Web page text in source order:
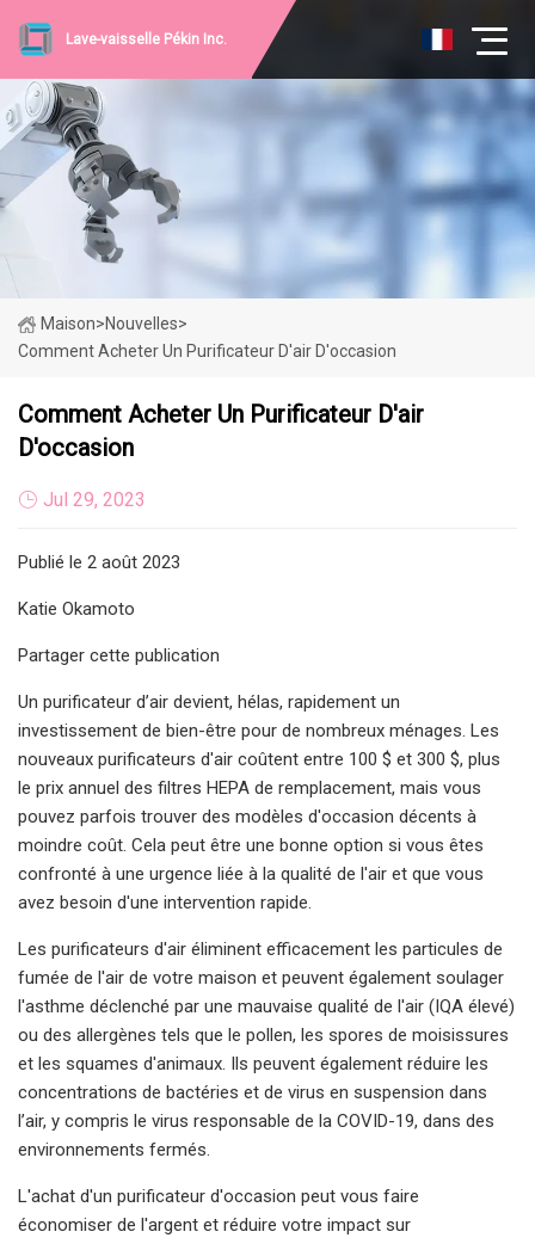
Lave-vaisselle Pékin Inc.
Maison>Nouvelles>
Comment Acheter Un Purificateur D'air D'occasion
Comment Acheter Un Purificateur D'air
D'occasion
Jul 29, 2023
Publié le 2 août 2023
Katie Okamoto
Partager cette publication
Un purificateur d’air devient, hélas, rapidement un
investissement de bien-être pour de nombreux ménages. Les
nouveaux purificateurs d'air coûtent entre 100 $ et 300 $, plus
le prix annuel des filtres HEPA de remplacement, mais vous
pouvez parfois trouver des modèles d'occasion décents à
moindre coût. Cela peut être une bonne option si vous êtes
confronté à une urgence liée à la qualité de l'air et que vous
avez besoin d'une intervention rapide.
Les purificateurs d'air éliminent efficacement les particules de
fumée de l'air de votre maison et peuvent également soulager
l'asthme déclenché par une mauvaise qualité de l'air (IQA élevé)
ou des allergènes tels que le pollen, les spores de moisissures
et les squames d'animaux. Ils peuvent également réduire les
concentrations de bactéries et de virus en suspension dans
l’air, y compris le virus responsable de la COVID-19, dans des
environnements fermés.
L'achat d'un purificateur d'occasion peut vous faire
économiser de l'argent et réduire votre impact sur